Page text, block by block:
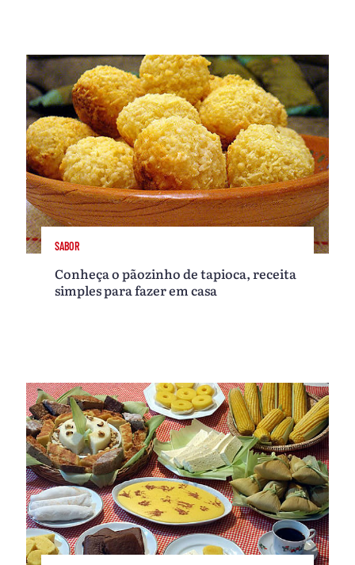
SABOR
Conheça o pãozinho de tapioca, receita
simples para fazer em casa